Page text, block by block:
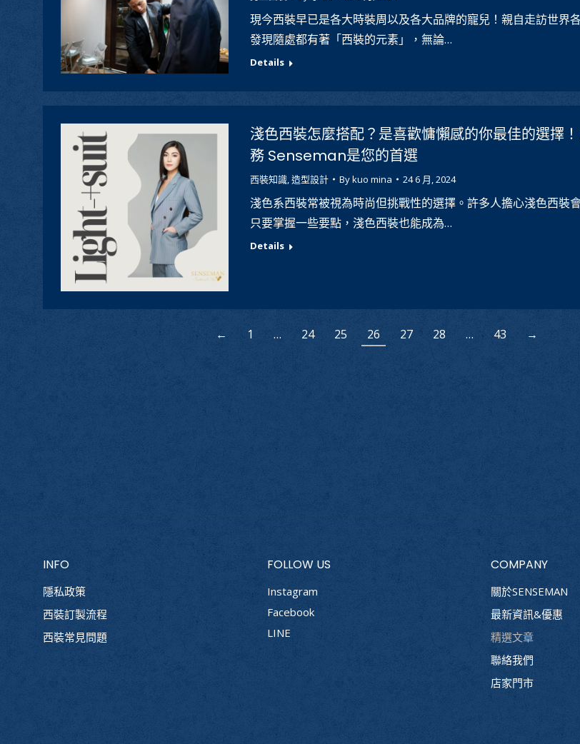
現今西裝早已是各大時裝周以及各大品牌的寵兒！親自走訪世界
發現隨處都有著「西裝的元素」，無論…
Details
淺色西裝怎麼搭配？是喜歡慵懶感的你最佳的選擇
務 Senseman是您的首選
西裝知識 ,造型設計 Bykuo mina 24 6 月, 2024
淺色系西裝常被視為時尚但挑戰性的選擇。許多人擔心淺色西裝
只要掌握一些要點，淺色西裝也能成為…
Details
← 1 … 24 25 26 27 28 … 43 →
INFO
隱私政策
西裝訂製流程
西裝常見問題
FOLLOW US
Instagram
Facebook
LINE
COMPANY
關於SENSEMAN
最新資訊&優惠
精選文章
聯絡我們
店家門市